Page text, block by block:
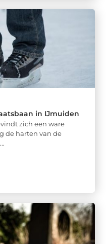
in IJmuiden
zich een ware
de harten van de